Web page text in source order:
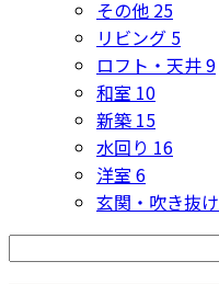
その他 25
リビング 5
ロフト・天井9
和室 10
新築 15
水回り 16
洋室 6
玄関・吹き抜け